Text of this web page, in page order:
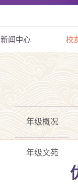
新闻中心 校
年级概况
年级文苑